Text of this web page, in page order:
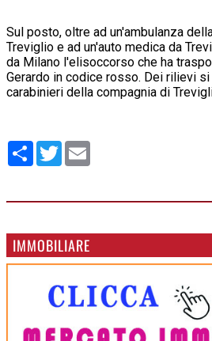
Sul posto, oltre ad un'ambulanza
Treviglio e ad un'auto medica da
da Milano l'elisoccorso che ha
Gerardo in codice rosso. Dei rilievi
carabinieri della compagnia di
Condividi
Twitter
IMMOBILIARE